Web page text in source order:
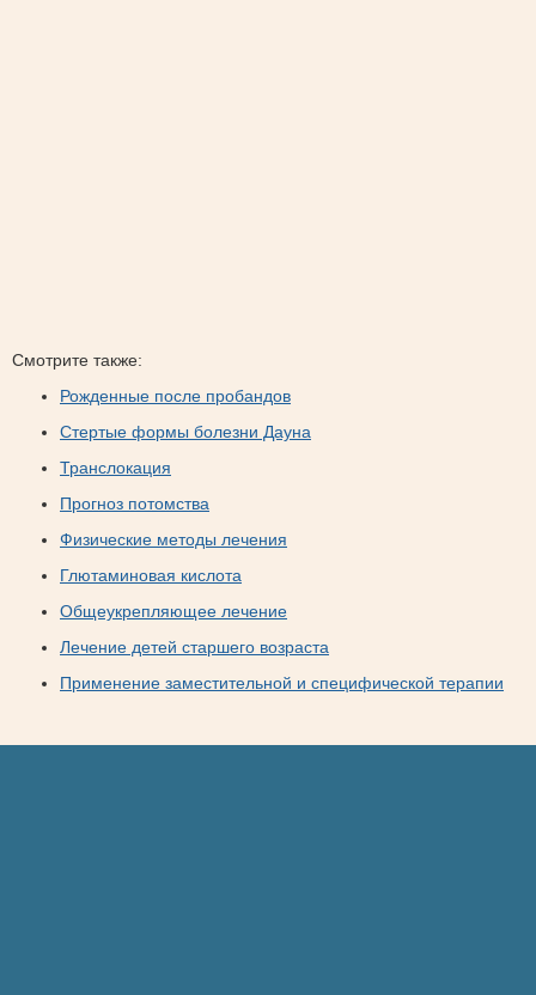
Смотрите также:
Рожденные после пробандов
Стертые формы болезни Дауна
Транслокация
Прогноз потомства
Физические методы лечения
Глютаминовая кислота
Общеукрепляющее лечение
Лечение детей старшего возраста
Применение заместительной и специфической терапии